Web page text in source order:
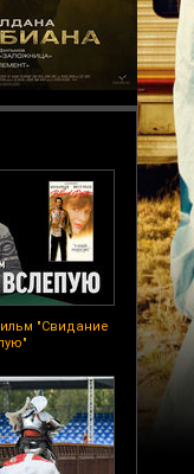
"Свидание